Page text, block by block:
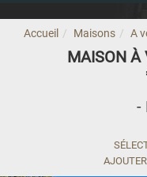
Accueil Maisons A
MAISON À
-